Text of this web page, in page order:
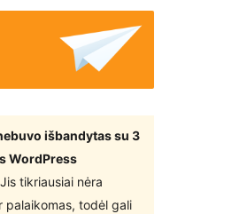
išbandytas su 3
WordPress
tikriausiai nėra
palaikomas, todėl gali